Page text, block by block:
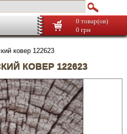
0 товар(ов)
0 грн
ковер 122623
КОВЕР 122623